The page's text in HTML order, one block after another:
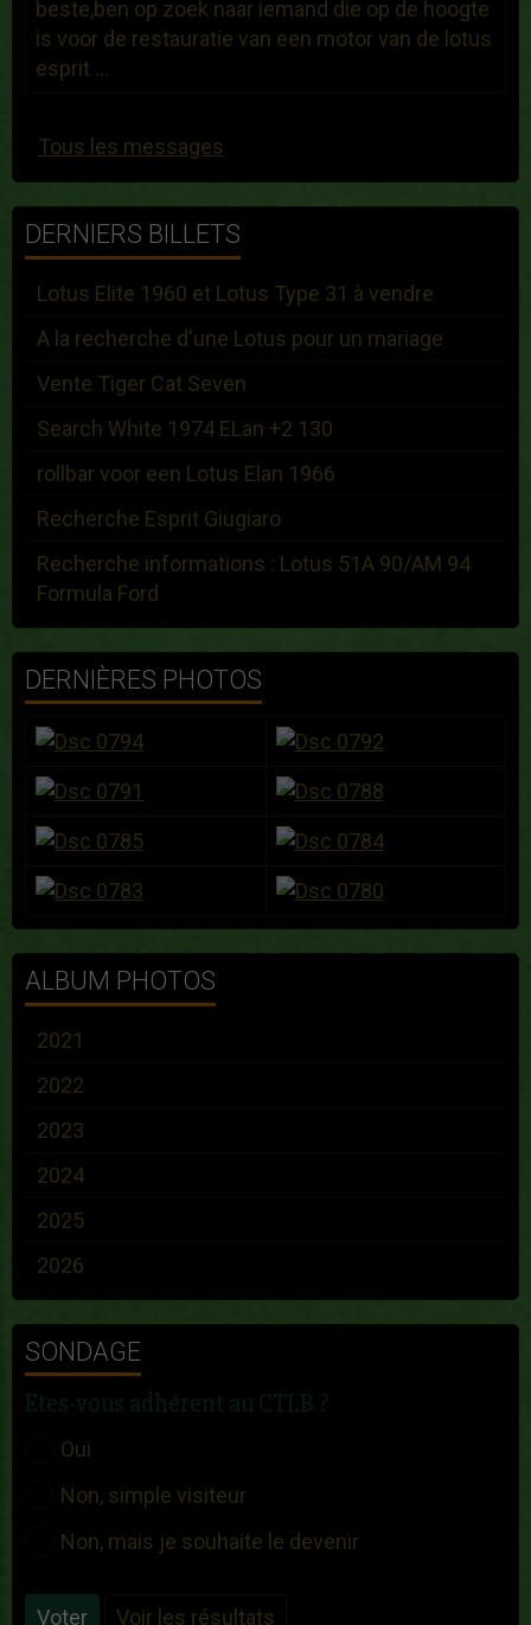
beste,ben op zoek naar iemand die op de hoogte
is voor de restauratie van een motor van de lotus
esprit ...
Tous les messages
DERNIERS BILLETS
Lotus Elite 1960 et Lotus Type 31 à vendre
A la recherche d'une Lotus pour un mariage
Vente Tiger Cat Seven
Search White 1974 ELan +2 130
rollbar voor een Lotus Elan 1966
Recherche Esprit Giugiaro
Recherche informations : Lotus 51A 90/AM 94
Formula Ford
DERNIÈRES PHOTOS
ALBUM PHOTOS
2021
2022
2023
2024
2025
2026
SONDAGE
Etes-vous adhérent au CTLB ?
Oui
Non, simple visiteur
Non, mais je souhaite le devenir
Voter Voir les résultats